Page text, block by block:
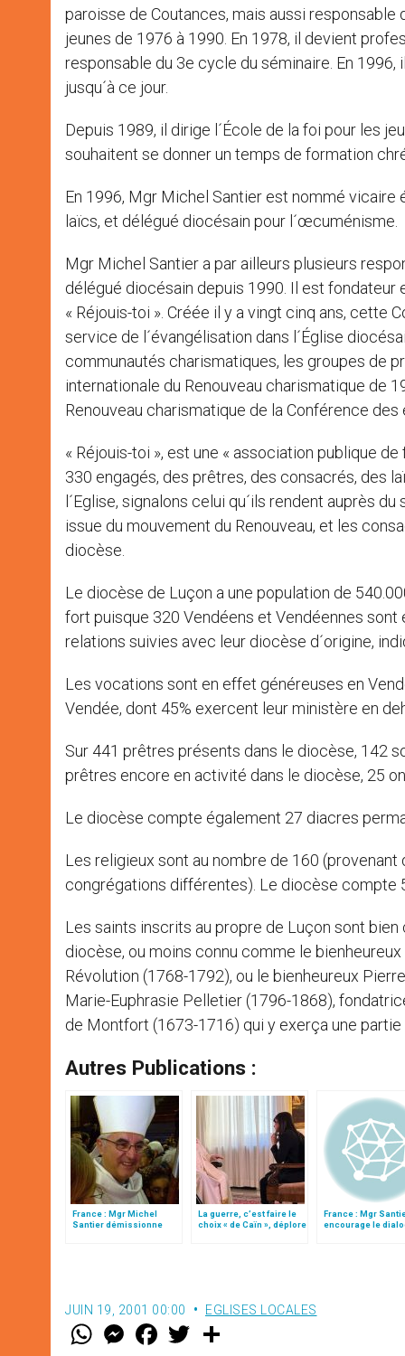
paroisse de Coutances, mais aussi
jeunes de 1976 à 1990. En 1978, il devient
responsable du 3e cycle du séminaire. En
jusqu´à ce jour.
Depuis 1989, il dirige l´École de la foi pour les
souhaitent se donner un temps de formation
En 1996, Mgr Michel Santier est nommé
laïcs, et délégué diocésain pour l´œcuménisme.
Mgr Michel Santier a par ailleurs plusieurs
délégué diocésain depuis 1990. Il est fondateur
« Réjouis-toi ». Créée il y a vingt cinq ans, cette
service de l´évangélisation dans l´Église
communautés charismatiques, les groupes de
internationale du Renouveau charismatique de
Renouveau charismatique de la Conférence des
« Réjouis-toi », est une « association publique
330 engagés, des prêtres, des consacrés, des
l´Eglise, signalons celui qu´ils rendent auprès
issue du mouvement du Renouveau, et les
diocèse.
Le diocèse de Luçon a une population de
fort puisque 320 Vendéens et Vendéennes
relations suivies avec leur diocèse d´origine,
Les vocations sont en effet généreuses en
Vendée, dont 45% exercent leur ministère en
Sur 441 prêtres présents dans le diocèse, 142
prêtres encore en activité dans le diocèse, 25
Le diocèse compte également 27 diacres
Les religieux sont au nombre de 160
congrégations différentes). Le diocèse compte
Les saints inscrits au propre de Luçon sont
diocèse, ou moins connu comme le
Révolution (1768-1792), ou le bienheureux
Marie-Euphrasie Pelletier (1796-1868),
de Montfort (1673-1716) qui y exerça une
Autres Publications :
France : Mgr Michel
Santier démissionne
La guerre, c’est faire le
choix « de Caïn », déplore
France : Mgr
encourage le
JUIN 19, 2001 00:00 EGLISES LOCALES
W M
e
F
a w